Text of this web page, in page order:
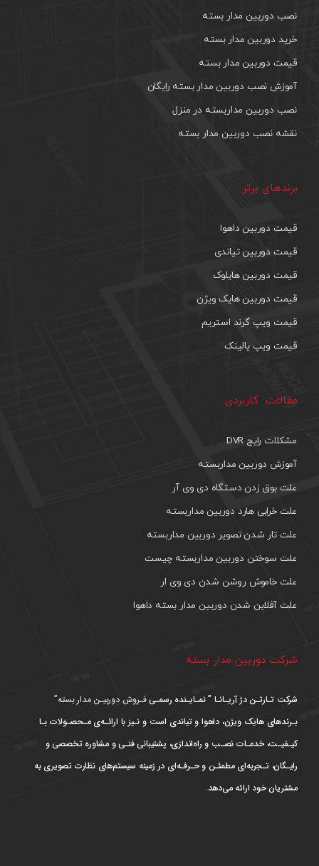
نصب دوربین مدار بسته
خرید دوربین مدار بسته
قیمت دوربین مدار بسته
آموزش نصب دوربین مدار بسته رایگان
نصب دوربین مداربسته در منزل
نقشه نصب دوربین مدار بسته
برندهای برتر
قیمت دوربین داهوا
قیمت دوربین تیاندی
قیمت دوربین هایلوک
قیمت دوربین هایک ویژن
قیمت ویپ گرند استریم
قیمت ویپ یالینک
مقالات کاربردی
مشکلات رایج DVR
آموزش دوربین مداربسته
علت بوق زدن دستگاه دی وی آر
علت خرابی هارد دوربین مداربسته
علت تار شدن تصویر دوربین مداربسته
علت سوختن دوربین مداربسته چیست
علت خاموش روشن شدن دی وی ار
علت آفلاین شدن دوربین مدار بسته داهوا
شرکت دوربین مدار بسته
شرکت تـارتـن دژ آریـانـا ” نمـایـنده رسمـیفـروش دوربیـن مدار بسته”
بـرندهای هایک ویژن، داهوا و تیاندی است و نـیز با ارائـه‌ی مـحصـولات بـا
کیـفیـت، خدمـات نصـب و راه‌اندازی، پشتیبانی فنـی و مشاوره تخصصی و
رایـگان، تـجربه‌ای مطمئـن و حـرفـه‌ای در زمینه سیستم‌های نظارت تصویری به
مشتریان خود ارائه می‌دهد.